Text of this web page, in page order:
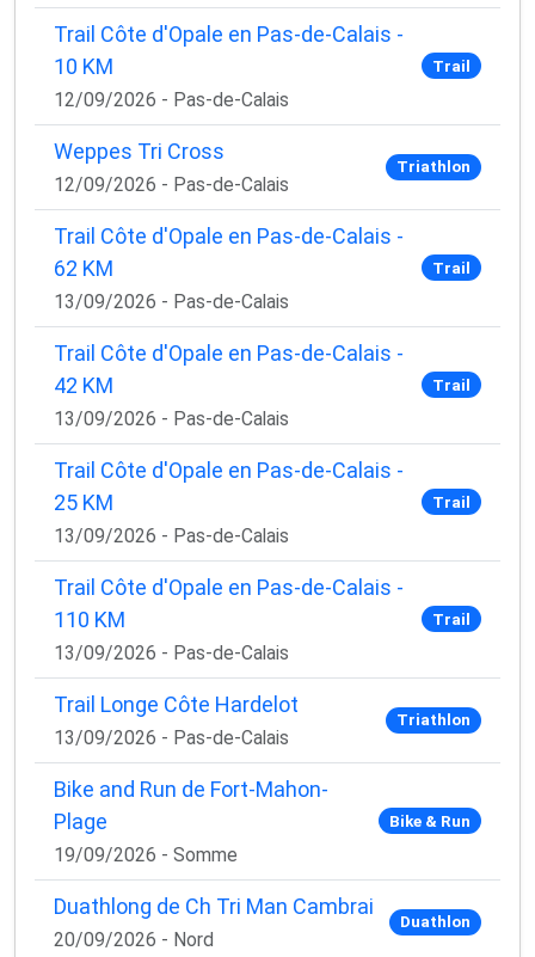
Trail Côte d'Opale en Pas-de-Calais -
10 KM
12/09/2026 - Pas-de-Calais
Trail
Weppes Tri Cross
12/09/2026 - Pas-de-Calais
Triathlon
Trail Côte d'Opale en Pas-de-Calais -
62 KM
13/09/2026 - Pas-de-Calais
Trail
Trail Côte d'Opale en Pas-de-Calais -
42 KM
13/09/2026 - Pas-de-Calais
Trail
Trail Côte d'Opale en Pas-de-Calais -
25 KM
13/09/2026 - Pas-de-Calais
Trail
Trail Côte d'Opale en Pas-de-Calais -
110 KM
13/09/2026 - Pas-de-Calais
Trail
Trail Longe Côte Hardelot
13/09/2026 - Pas-de-Calais
Triathlon
Bike and Run de Fort-Mahon-
Plage
19/09/2026 - Somme
Bike & Run
Duathlong de Ch Tri Man Cambrai
20/09/2026 - Nord
Duathlon